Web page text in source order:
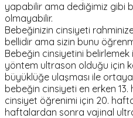
yapabilir ama dediğimiz gibi
olmayabilir.
Bebeğinizin cinsiyeti
bellidir ama sizin bunu
Bebeğin cinsiyetini belirlemek
yöntem ultrason olduğu için
büyüklüğe ulaşması ile ortaya
bebeğin cinsiyeti en erken
cinsiyet öğrenimi için 20.
haftalardan sonra vajinal